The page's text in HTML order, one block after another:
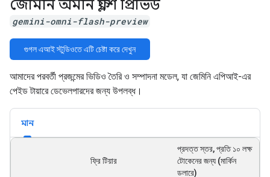
জেমিনি অমনি ফ্ল্যাশ প্রিভিউ
gemini-omni-flash-preview
গুগল এআই স্টুডিওতে এটি চেষ্টা করে দেখুন
আমাদের পরবর্তী প্রজন্মের ভিডিও তৈরি ও সম্পাদনা মডেল, যা জেমিনি এপিআই-এর
পেইড টায়ারে ডেভেলপারদের জন্য উপলব্ধ।
মান
ফ্রি টিয়ার
প্রদত্ত স্তর, প্রতি ১০ লক্ষ
টোকেনের জন্য (মার্কিন
ডলারে)